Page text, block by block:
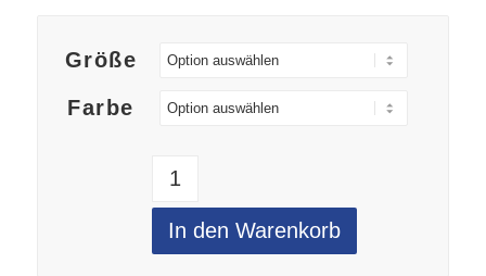
Größe
Farbe
In den Warenkorb